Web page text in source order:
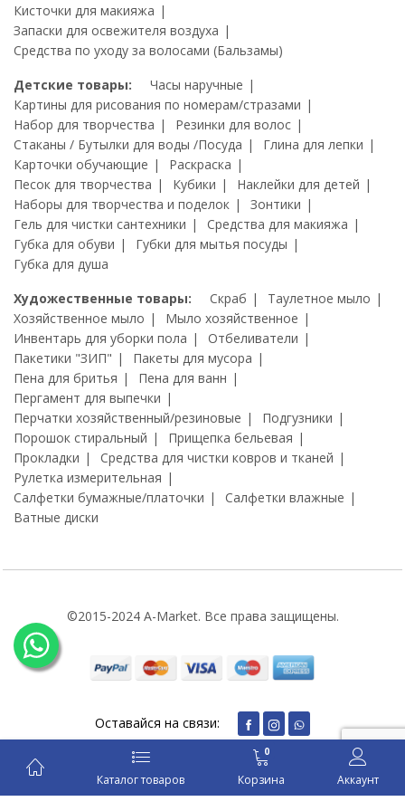
Кисточки для макияжа
Запаски для освежителя воздуха
Средства по уходу за волосами (Бальзамы)
Детские товары:
Часы наручные
Картины для рисования по номерам/стразами
Набор для творчества
Резинки для волос
Стаканы / Бутылки для воды /Посуда
Глина для лепки
Карточки обучающие
Раскраска
Песок для творчества
Кубики
Наклейки для детей
Наборы для творчества и поделок
Зонтики
Гель для чистки сантехники
Средства для макияжа
Губка для обуви
Губки для мытья посуды
Губка для душа
Художественные товары:
Скраб
Таулетное мыло
Хозяйственное мыло
Мыло хозяйственное
Инвентарь для уборки пола
Отбеливатели
Пакетики "ЗИП"
Пакеты для мусора
Пена для бритья
Пена для ванн
Пергамент для выпечки
Перчатки хозяйственный/резиновые
Подгузники
Порошок стиральный
Прищепка бельевая
Прокладки
Средства для чистки ковров и тканей
Рулетка измерительная
Салфетки бумажные/платочки
Салфетки влажные
Ватные диски
©2015-2024 A-Market. Все права защищены.
Оставайся на связи:
Каталог товаров
0
Корзина Аккаунт